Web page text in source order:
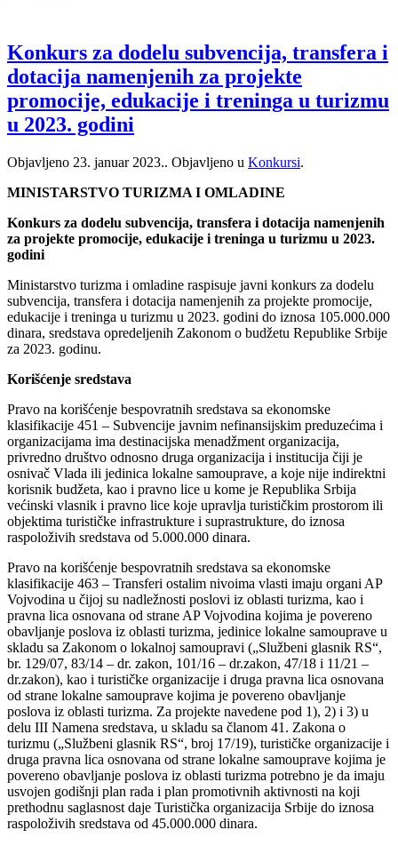
Konkurs za dodelu subvencija, transfera i
dotacija namenjenih za projekte
promocije, edukacije i treninga u turizmu
u 2023. godini
Objavljeno 23. januar 2023.. Objavljeno u Konkursi.
MINISTARSTVO TURIZMA I OMLADINE
Konkurs za dodelu subvencija, transfera i dotacija namenjenih
za projekte promocije, edukacije i treninga u turizmu u 2023.
godini
Ministarstvo turizma i omladine raspisuje javni konkurs za dodelu
subvencija, transfera i dotacija namenjenih za projekte promocije,
edukacije i treninga u turizmu u 2023. godini do iznosa 105.000.000
dinara, sredstava opredeljenih Zakonom o budžetu Republike Srbije
za 2023. godinu.
Korišćenje sredstava
Pravo na korišćenje bespovratnih sredstava sa ekonomske
klasifikacije 451 – Subvencije javnim nefinansijskim preduzećima i
organizacijama ima destinacijska menadžment organizacija,
privredno društvo odnosno druga organizacija i institucija čiji je
osnivač Vlada ili jedinica lokalne samouprave, a koje nije indirektni
korisnik budžeta, kao i pravno lice u kome je Republika Srbija
većinski vlasnik i pravno lice koje upravlja turističkim prostorom ili
objektima turističke infrastrukture i suprastrukture, do iznosa
raspoloživih sredstava od 5.000.000 dinara.
Pravo na korišćenje bespovratnih sredstava sa ekonomske
klasifikacije 463 – Transferi ostalim nivoima vlasti imaju organi AP
Vojvodina u čijoj su nadležnosti poslovi iz oblasti turizma, kao i
pravna lica osnovana od strane AP Vojvodina kojima je povereno
obavljanje poslova iz oblasti turizma, jedinice lokalne samouprave u
skladu sa Zakonom o lokalnoj samoupravi („Službeni glasnik RS“,
br. 129/07, 83/14 – dr. zakon, 101/16 – dr.zakon, 47/18 i 11/21 –
dr.zakon), kao i turističke organizacije i druga pravna lica osnovana
od strane lokalne samouprave kojima je povereno obavljanje
poslova iz oblasti turizma. Za projekte navedene pod 1), 2) i 3) u
delu III Namena sredstava, u skladu sa članom 41. Zakona o
turizmu („Službeni glasnik RS“, broj 17/19), turističke organizacije i
druga pravna lica osnovana od strane lokalne samouprave kojima je
povereno obavljanje poslova iz oblasti turizma potrebno je da imaju
usvojen godišnji plan rada i plan promotivnih aktivnosti na koji
prethodnu saglasnost daje Turistička organizacija Srbije do iznosa
raspoloživih sredstava od 45.000.000 dinara.